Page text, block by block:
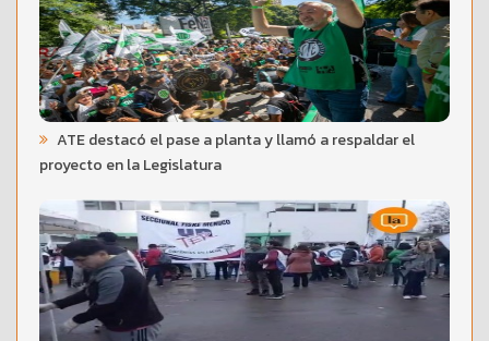
ATE destacó el pase a planta y llamó a respaldar el
proyecto en la Legislatura